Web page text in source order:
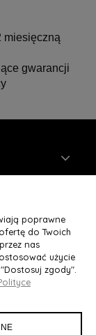
miesięczną
gwarancji
poprawne
do Twoich
nas
użycie
zgody".